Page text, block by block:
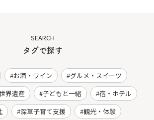
SEARCH
タグで探す
お酒・ワイン
グルメ・スイーツ
界遺産
子どもと一緒
宿・ホテル
深草子育て支援 観光・体験